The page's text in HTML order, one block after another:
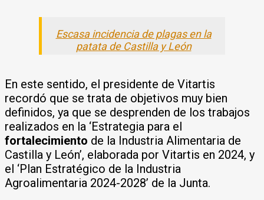
Escasa incidencia de plagas en la
patata de Castilla y León
En este sentido, el presidente de Vitartis
recordó que se trata de objetivos muy bien
definidos, ya que se desprenden de los trabajos
realizados en la ‘Estrategia para el
fortalecimiento de la Industria Alimentaria de
Castilla y León’, elaborada por Vitartis en 2024, y
el ‘Plan Estratégico de la Industria
Agroalimentaria 2024-2028’ de la Junta.